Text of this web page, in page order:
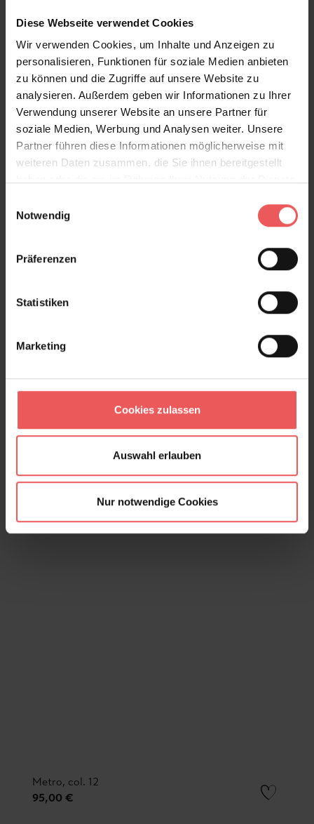
Diese Webseite verwendet Cookies
Wir verwenden Cookies, um Inhalte und Anzeigen zu
personalisieren, Funktionen für soziale Medien anbieten
zu können und die Zugriffe auf unsere Website zu
analysieren. Außerdem geben wir Informationen zu Ihrer
Verwendung unserer Website an unsere Partner für
soziale Medien, Werbung und Analysen weiter. Unsere
Partner führen diese Informationen möglicherweise mit
weiteren Daten zusammen, die Sie ihnen bereitgestellt
Notwendig
Präferenzen
Statistiken
Marketing
Cookies zulassen
Auswahl erlauben
Nur notwendige Cookies
Metro, col. 03
95,00 €
95,00 €
Metro, col. 12
95,00 €